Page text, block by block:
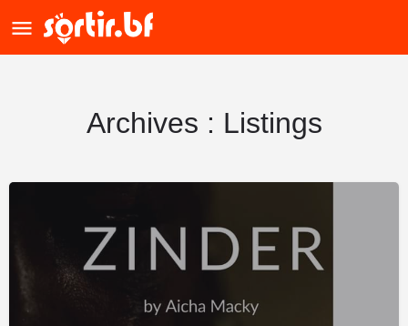
Archives : Listings